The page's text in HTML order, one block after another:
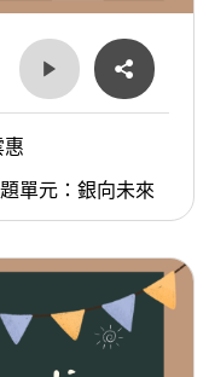
單元：銀向未來